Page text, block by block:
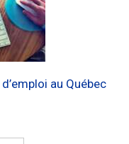
au Québec